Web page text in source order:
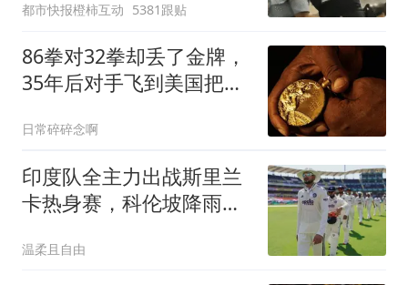
拒绝登机决定由航司作
出；亲历者：曾承诺免费
改签但没兑现
都市快报橙柿互动 5381跟贴
86拳对32拳却丢了金牌，
35年后对手飞到美国把金
日常碎碎念啊
印度队全主力出战斯里兰
卡热身赛，科伦坡降雨或
温柔且自由